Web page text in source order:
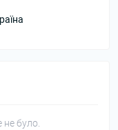
не було.